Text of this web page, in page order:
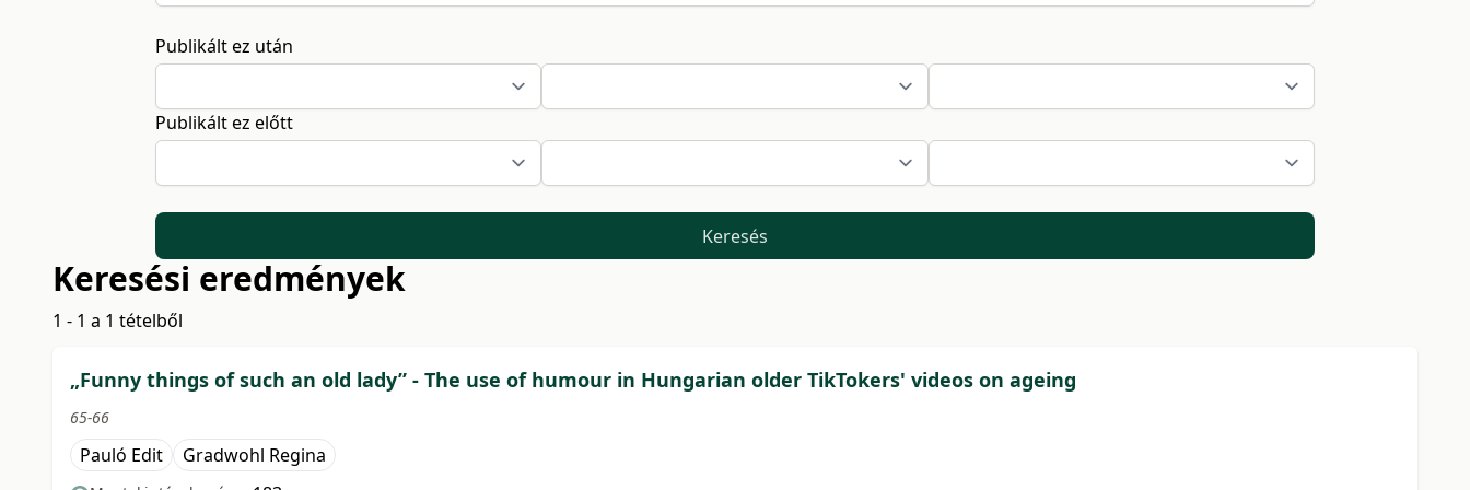
Publikált ez után
Publikált ez előtt
Keresés
Keresési eredmények
1 - 1 a 1 tételből
„Funny things of such an old lady” - The use of humour in Hungarian older TikTokers' videos on ageing
65-66
Pauló Edit Gradwohl Regina